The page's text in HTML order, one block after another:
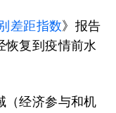
差距指数》报告
恢复到疫情前水
（经济参与和机